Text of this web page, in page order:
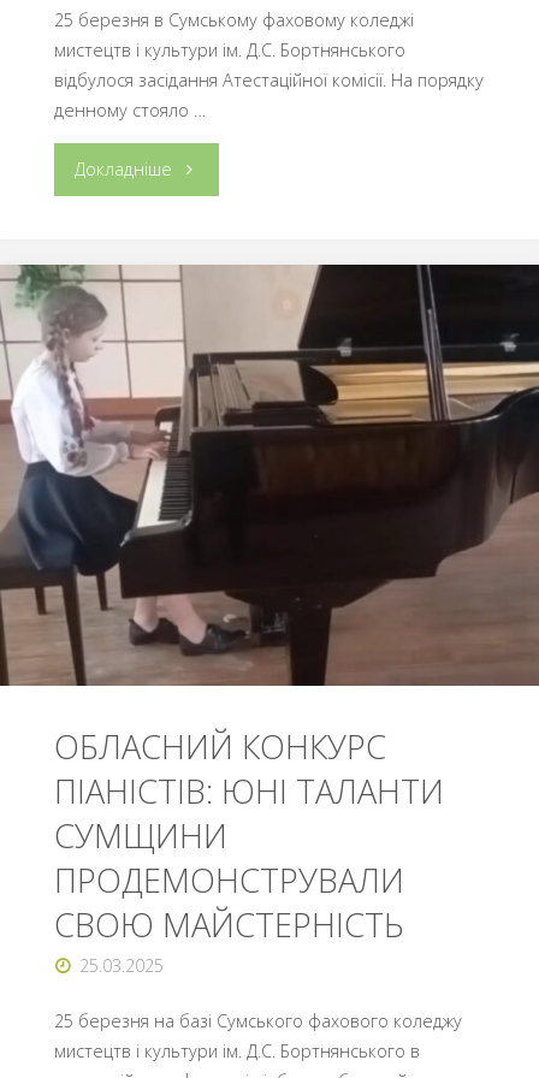
25 березня в Сумському фаховому коледжі
мистецтв і культури ім. Д.С. Бортнянського
відбулося засідання Атестаційної комісії. На порядку
денному стояло …
Докладніше "У
ВІДБУЛОСЯ
АТЕСТАЦІЙНОЇ
КОМІСІЇ"
ОБЛАСНИЙ КОНКУРС
ПІАНІСТІВ: ЮНІ ТАЛАНТИ
СУМЩИНИ
ПРОДЕМОНСТРУВАЛИ
СВОЮ МАЙСТЕРНІСТЬ
25.03.2025
25 березня на базі Сумського фахового коледжу
мистецтв і культури ім. Д.С. Бортнянського в